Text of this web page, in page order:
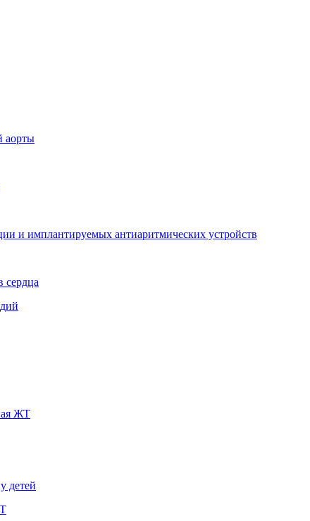
аорты
и имплантируемых антиаритмических устройств
сердца
ЖТ
детей